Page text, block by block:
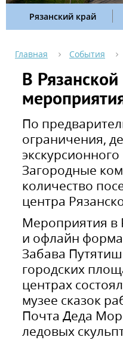
Рязанский край
Главная События
В Рязанской
По
ограничения,
Загородные
количество
центра
Мероприятия в
и офлайн
Забава
городских
центрах
музее сказок
Почта Деда
ледовых